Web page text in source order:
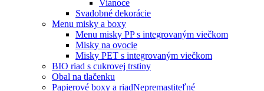
Vianoce
Svadobné dekorácie
Menu misky a boxy
Menu misky PP s integrovaným viečkom
Misky na ovocie
Misky PET s integrovaným viečkom
BIO riad s cukrovej trstiny
Obal na tlačenku
Papierové boxy a riadNepremastiteľné